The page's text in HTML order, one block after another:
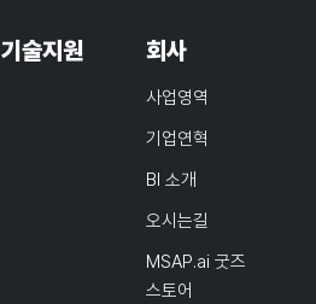
기술지원 회사
사업영역
기업연혁
BI 소개
오시는길
MSAP.ai 굿즈
스토어